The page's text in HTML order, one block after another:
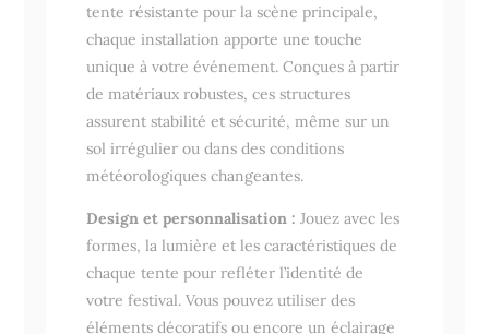
tente résistante pour la scène principale,
chaque installation apporte une touche
unique à votre événement. Conçues à partir
de matériaux robustes, ces structures
assurent stabilité et sécurité, même sur un
sol irrégulier ou dans des conditions
météorologiques changeantes.
Design et personnalisation : Jouez avec les
formes, la lumière et les caractéristiques de
chaque tente pour refléter l’identité de
votre festival. Vous pouvez utiliser des
éléments décoratifs ou encore un éclairage